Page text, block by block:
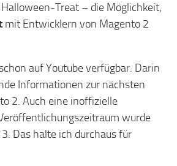
Treat – die Möglichkeit,
mit Entwicklern von Magento 2
auf Youtube verfügbar. Darin
Informationen zur nächsten
2. Auch eine inoffizielle
wurde
Das halte ich durchaus für